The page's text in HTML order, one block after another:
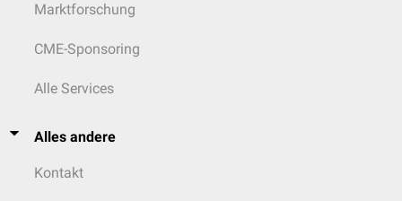
Marktforschung
CME-Sponsoring
Alle Services
Alles andere
Kontakt